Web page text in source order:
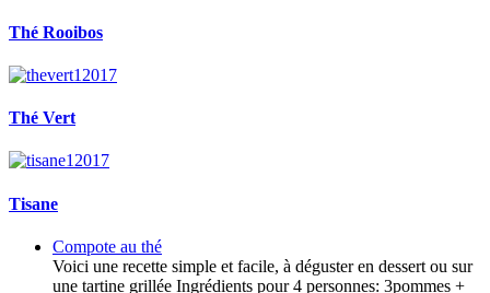
Thé Rooibos
Thé Vert
Tisane
Compote au thé
Voici une recette simple et facile, à déguster en dessert ou sur
une tartine grillée Ingrédients pour 4 personnes: 3pommes +